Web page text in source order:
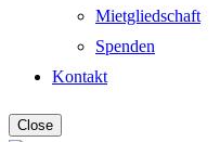
Mietgliedschaft
Spenden
Kontakt
Close